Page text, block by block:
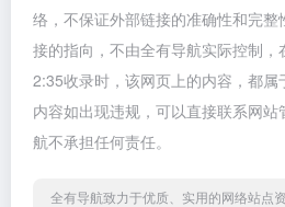
络，不保证外部链接的准确性和完
接的指向，不由全有导航实际控制
2:35收录时，该网页上的内容，都属
内容如出现违规，可以直接联系网
航不承担任何责任。
全有导航致力于优质、实用的网络站点